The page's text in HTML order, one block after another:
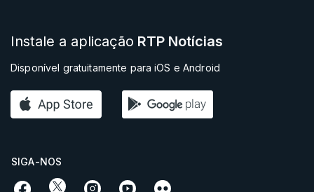
Instale a aplicação RTP Notícias
Disponível gratuitamente para iOS e Android
SIGA-NOS